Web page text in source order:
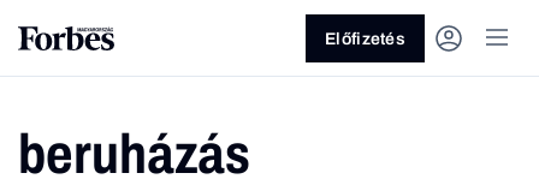
Előfizetés
beruházás